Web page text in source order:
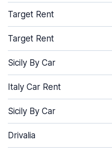
Target Rent
Target Rent
Sicily By Car
Italy Car Rent
Sicily By Car
Drivalia